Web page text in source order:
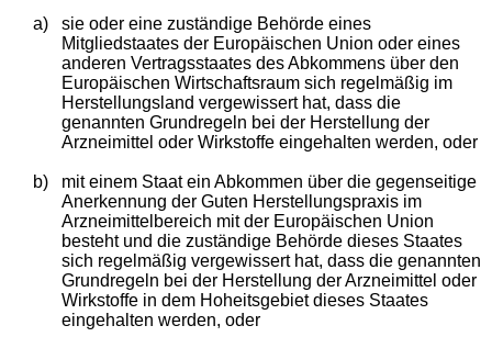
a)
sie oder eine zuständige Behörde eines
Mitgliedstaates der Europäischen Union oder eines
anderen Vertragsstaates des Abkommens über den
Europäischen Wirtschaftsraum sich regelmäßig im
Herstellungsland vergewissert hat, dass die
genannten Grundregeln bei der Herstellung der
Arzneimittel oder Wirkstoffe eingehalten werden, oder
b)
mit einem Staat ein Abkommen über die gegenseitige
Anerkennung der Guten Herstellungspraxis im
Arzneimittelbereich mit der Europäischen Union
besteht und die zuständige Behörde dieses Staates
sich regelmäßig vergewissert hat, dass die genannten
Grundregeln bei der Herstellung der Arzneimittel oder
Wirkstoffe in dem Hoheitsgebiet dieses Staates
eingehalten werden, oder